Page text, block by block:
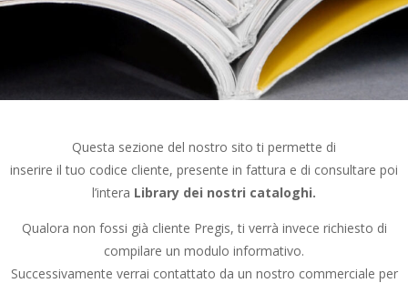
Questa sezione del nostro sito ti permette di
inserire il tuo codice cliente, presente in fattura e di consultare poi
l’intera Library dei nostri cataloghi.
Qualora non fossi già cliente Pregis, ti verrà invece richiesto di
compilare un modulo informativo.
Successivamente verrai contattato da un nostro commerciale per